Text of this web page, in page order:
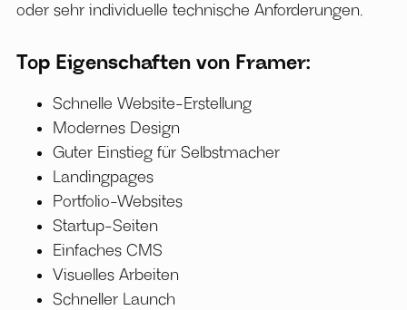
oder sehr individuelle technische Anforderungen.
Top Eigenschaften von Framer:
Schnelle Website-Erstellung
Modernes Design
Guter Einstieg für Selbstmacher
Landingpages
Portfolio-Websites
Startup-Seiten
Einfaches CMS
Visuelles Arbeiten
Schneller Launch